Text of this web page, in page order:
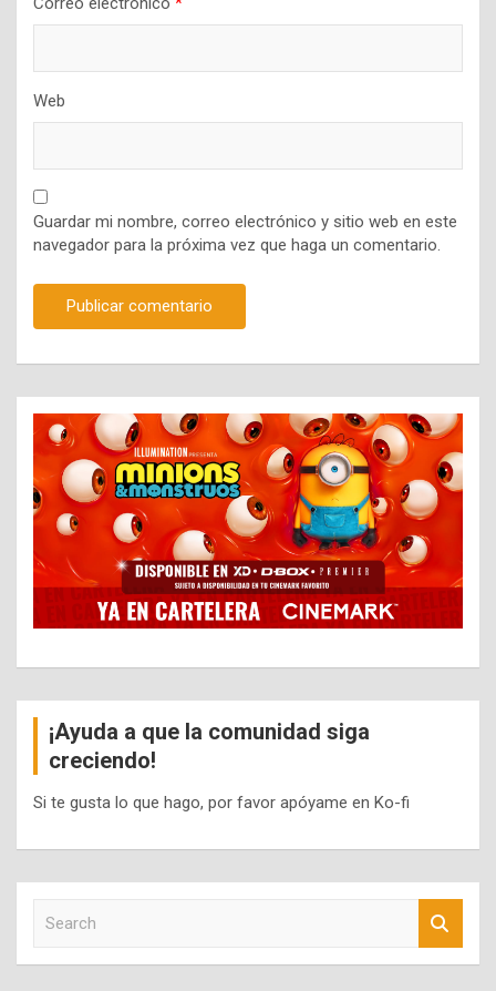
Web
Guardar mi nombre, correo electrónico y sitio web en este
navegador para la próxima vez que haga un comentario.
¡Ayuda a que la comunidad siga
creciendo!
Si te gusta lo que hago, por favor apóyame en Ko-fi